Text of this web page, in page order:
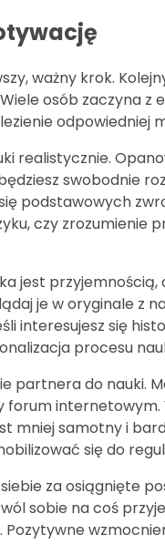
ważny krok.
osób zaczyna
realistycznie.
swobodnie
podstawowych
czy zrozumienie
jest
je w oryginale z
interesujesz się
procesu
partnera do nauki.
mniej samotny i
się do
za osiągnięte
sobie na coś